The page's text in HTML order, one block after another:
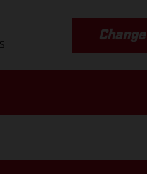
Change